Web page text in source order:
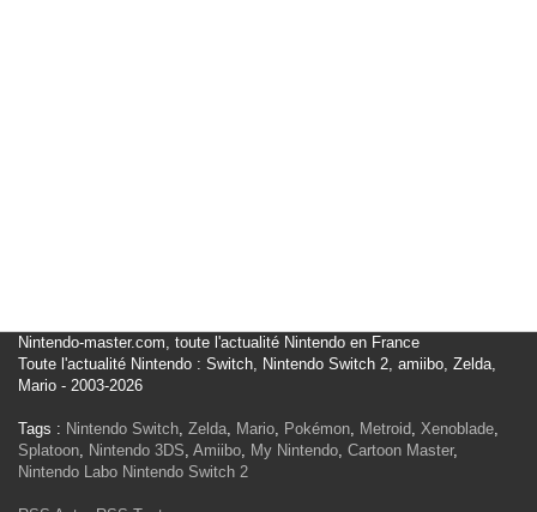
Nintendo-master.com, toute l'actualité Nintendo en France
Toute l'actualité Nintendo : Switch, Nintendo Switch 2, amiibo, Zelda,
Mario - 2003-2026
Tags : Nintendo Switch, Zelda, Mario, Pokémon, Metroid, Xenoblade,
Splatoon, Nintendo 3DS, Amiibo, My Nintendo, Cartoon Master,
Nintendo Labo Nintendo Switch 2